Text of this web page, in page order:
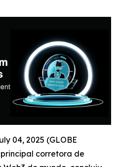
04, 2025 (GLOBE
principal corretora de